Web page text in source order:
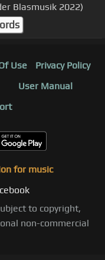
Blasmusik 2022)
Use
Privacy Policy
User Manual
for music
to copyright,
non-commercial